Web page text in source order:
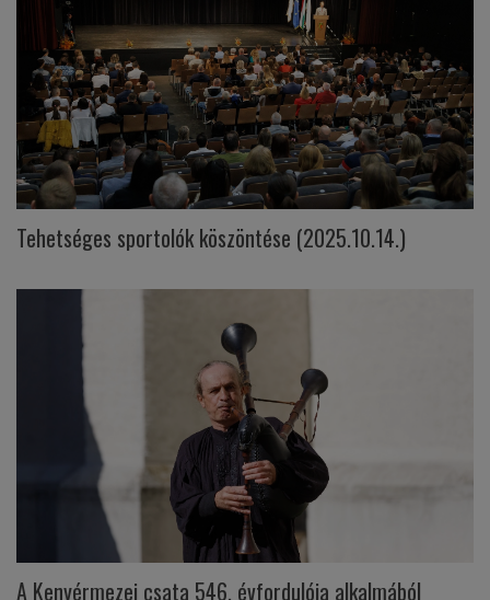
Tehetséges sportolók köszöntése (2025.10.14.)
A Kenyérmezei csata 546. évfordulója alkalmából